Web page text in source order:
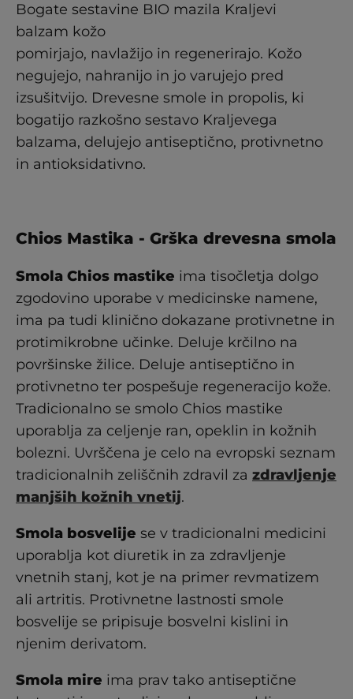
Bogate sestavine BIO mazila Kraljevi
balzam kožo
pomirjajo, navlažijo in regenerirajo. Kožo
negujejo, nahranijo in jo varujejo pred
izsušitvijo. Drevesne smole in propolis, ki
bogatijo razkošno sestavo Kraljevega
balzama, delujejo antiseptično, protivnetno
in antioksidativno.
Chios Mastika - Grška drevesna smola
Smola Chios mastike ima tisočletja dolgo
zgodovino uporabe v medicinske namene,
ima pa tudi klinično dokazane protivnetne in
protimikrobne učinke. Deluje krčilno na
površinske žilice. Deluje antiseptično in
protivnetno ter pospešuje regeneracijo kože.
Tradicionalno se smolo Chios mastike
uporablja za celjenje ran, opeklin in kožnih
bolezni. Uvrščena je celo na evropski seznam
tradicionalnih zeliščnih zdravil za zdravljenje
manjših kožnih vnetij.
Smola bosvelije se v tradicionalni medicini
uporablja kot diuretik in za zdravljenje
vnetnih stanj, kot je na primer revmatizem
ali artritis. Protivnetne lastnosti smole
bosvelije se pripisuje bosvelni kislini in
njenim derivatom.
Smola mire ima prav tako antiseptične